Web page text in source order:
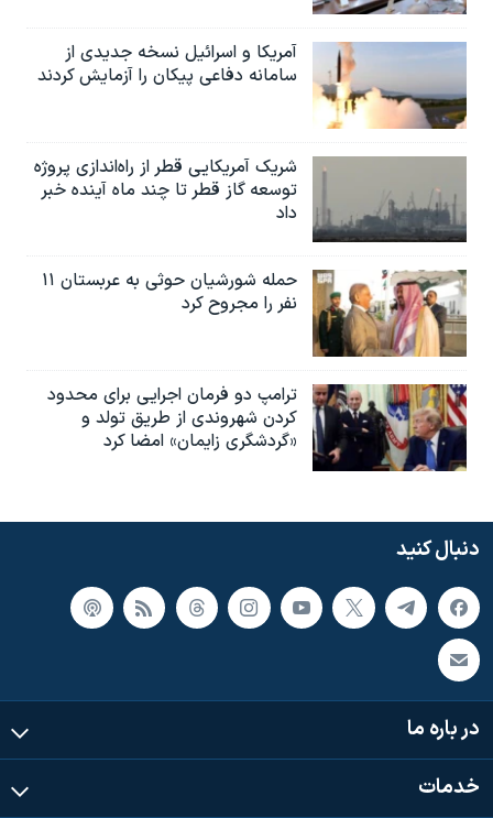
آمریکا و اسرائیل نسخه جدیدی از
سامانه دفاعی پیکان را آزمایش کردند
شریک آمریکایی قطر از راه‌اندازی پروژه
توسعه گاز قطر تا چند ماه آینده خبر
داد
حمله شورشیان حوثی به عربستان ۱۱
نفر را مجروح کرد
ترامپ دو فرمان اجرایی برای محدود
کردن شهروندی از طریق تولد و
«گردشگری زایمان» امضا کرد
دنبال کنید
در باره ما
خدمات